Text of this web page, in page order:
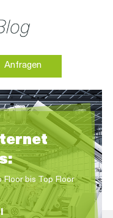
Anfragen
et
bis Top Floor